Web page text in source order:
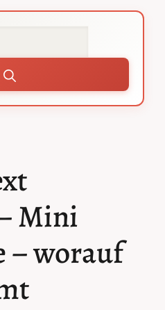
Mini
– worauf